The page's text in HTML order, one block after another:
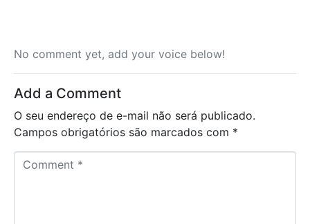
No comment yet, add your voice below!
Add a Comment
O seu endereço de e-mail não será publicado.
Campos obrigatórios são marcados com *